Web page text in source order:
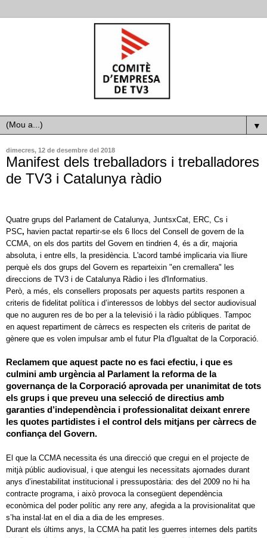
▼
dimecres, 12 de desembre del 2018
Manifest dels treballadors i treballadores
de TV3 i Catalunya ràdio
Quatre grups del Parlament de Catalunya, JuntsxCat, ERC, Cs i
PSC, havien pactat repartir-se els 6 llocs del Consell de govern de la
CCMA, on els dos partits del Govern en tindrien 4, és a dir, majoria
absoluta, i entre ells, la presidència. L'acord també implicaria via lliure
perquè els dos grups del Govern es reparteixin "en cremallera" les
direccions de TV3 i de Catalunya Ràdio i les d'Informatius.
Però, a més, els consellers proposats per aquests partits responen a
criteris de fidelitat política i d’interessos de lobbys del sector audiovisual
que no auguren res de bo per a la televisió i la ràdio públiques. Tampoc
en aquest repartiment de càrrecs es respecten els criteris de paritat de
gènere que es volen impulsar amb el futur Pla d'Igualtat de la Corporació.
Reclamem que aquest pacte no es faci efectiu, i que es
culmini amb urgència al Parlament la reforma de la
governança de la Corporació aprovada per unanimitat de tots
els grups i que preveu una selecció de directius amb
garanties d’independència i professionalitat deixant enrere
les quotes partidistes i el control dels mitjans per càrrecs de
confiança del Govern.
El que la CCMA necessita és una direcció que cregui en el projecte de
mitjà públic audiovisual, i que atengui les necessitats ajornades durant
anys d’inestabilitat institucional i pressupostària: des del 2009 no hi ha
contracte programa, i això provoca la consegüent dependència
econòmica del poder polític any rere any, afegida a la provisionalitat que
s’ha instal·lat en el dia a dia de les empreses.
Durant els últims anys, la CCMA ha patit les guerres internes dels partits